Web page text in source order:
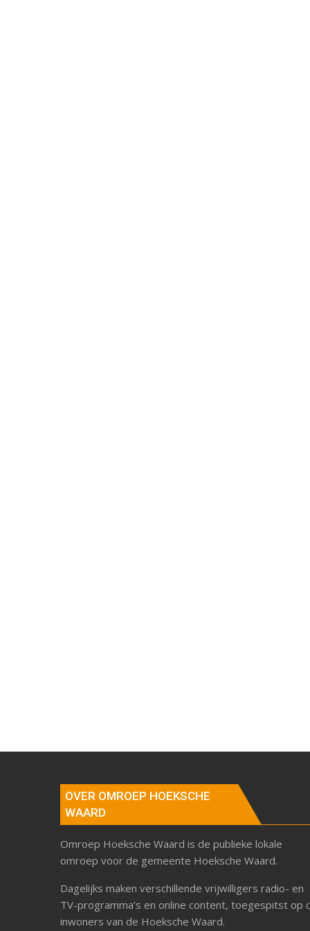
OVER OMROEP HOEKSCHE
WAARD
Omroep Hoeksche Waard is de publieke lokale
omroep voor de gemeente Hoeksche Waard.
Dagelijks maken verschillende vrijwilligers radio- en
TV-programma’s en online content, toegespitst op
inwoners van de Hoeksche Waard.